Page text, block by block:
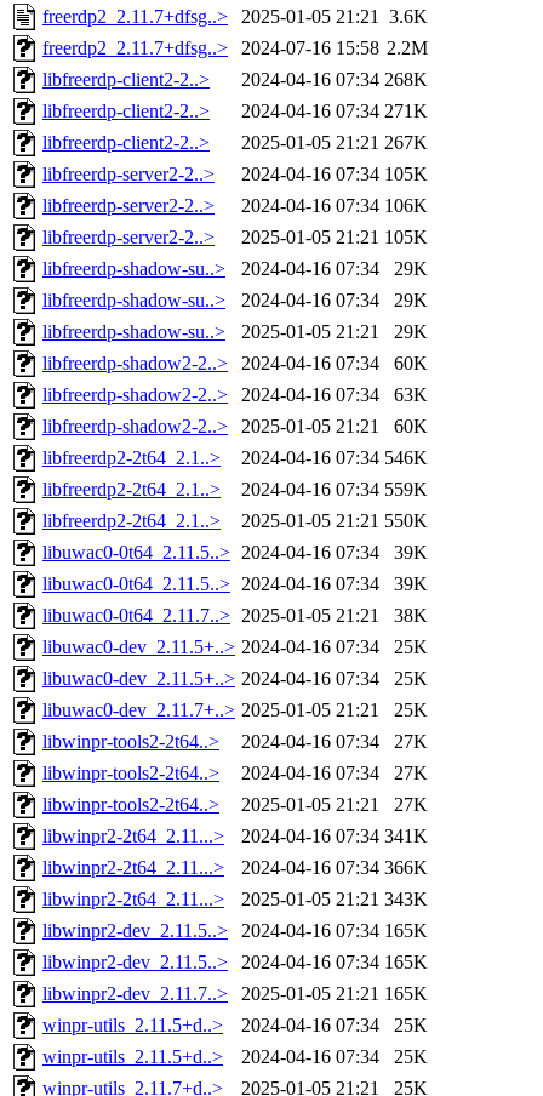
freerdp2_2.11.7+dfsg..>
2025-01-05 21:21 3.6K
freerdp2_2.11.7+dfsg..>
2024-07-16 15:58 2.2M
libfreerdp-client2-2..>
2024-04-16 07:34 268K
libfreerdp-client2-2..>
2024-04-16 07:34 271K
libfreerdp-client2-2..>
2025-01-05 21:21 267K
libfreerdp-server2-2..>
2024-04-16 07:34 105K
libfreerdp-server2-2..>
2024-04-16 07:34 106K
libfreerdp-server2-2..>
2025-01-05 21:21 105K
libfreerdp-shadow-su..>
2024-04-16 07:34
29K
libfreerdp-shadow-su..>
2024-04-16 07:34
29K
libfreerdp-shadow-su..>
2025-01-05 21:21
29K
libfreerdp-shadow2-2..>
2024-04-16 07:34
60K
libfreerdp-shadow2-2..>
2024-04-16 07:34
63K
libfreerdp-shadow2-2..>
2025-01-05 21:21
60K
libfreerdp2-2t64_2.1..>
2024-04-16 07:34 546K
libfreerdp2-2t64_2.1..>
2024-04-16 07:34 559K
libfreerdp2-2t64_2.1..>
2025-01-05 21:21 550K
libuwac0-0t64_2.11.5..> 2024-04-16 07:34
39K
libuwac0-0t64_2.11.5..> 2024-04-16 07:34
39K
libuwac0-0t64_2.11.7..> 2025-01-05 21:21
38K
libuwac0-dev_2.11.5+..> 2024-04-16 07:34
25K
libuwac0-dev_2.11.5+..> 2024-04-16 07:34
25K
libuwac0-dev_2.11.7+..> 2025-01-05 21:21
25K
libwinpr-tools2-2t64..>
2024-04-16 07:34
27K
libwinpr-tools2-2t64..>
2024-04-16 07:34
27K
libwinpr-tools2-2t64..>
2025-01-05 21:21
27K
libwinpr2-2t64_2.11...>
2024-04-16 07:34 341K
libwinpr2-2t64_2.11...>
2024-04-16 07:34 366K
libwinpr2-2t64_2.11...>
2025-01-05 21:21 343K
libwinpr2-dev_2.11.5..>
2024-04-16 07:34 165K
libwinpr2-dev_2.11.5..>
2024-04-16 07:34 165K
libwinpr2-dev_2.11.7..>
2025-01-05 21:21 165K
winpr-utils_2.11.5+d..>
2024-04-16 07:34
25K
winpr-utils_2.11.5+d..>
2024-04-16 07:34
25K
winpr-utils_2.11.7+d..>
2025-01-05 21:21 25K